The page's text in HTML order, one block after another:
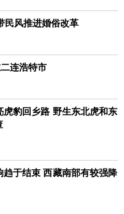
民风推进婚俗改革
连浩特市
虎豹回乡路 野生东北虎和东
趋于结束 西藏南部有较强降